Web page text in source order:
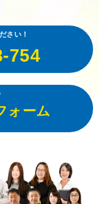
さい！
754
ォーム